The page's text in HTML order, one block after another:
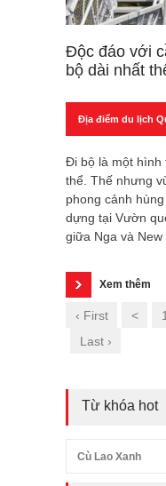
Độc đáo với
bộ dài nhất
Địa điểm du lịch
Đi bộ là một hình
thể. Thế nhưng
phong cảnh
dựng tại Vườn
giữa Nga và New
Xem thêm
‹ First <
Last ›
Từ khóa hot
Cù Lao Xanh